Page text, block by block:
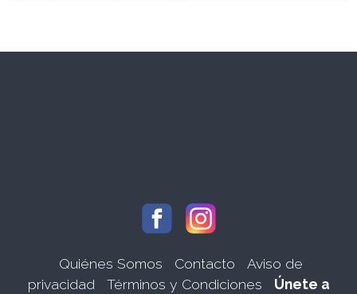
Quiénes Somos Contacto
Aviso de
privacidad
Términos y Condiciones Únete a